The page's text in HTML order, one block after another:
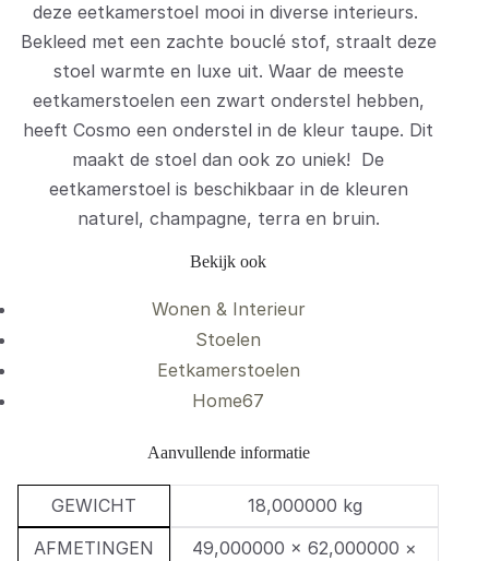
deze eetkamerstoel mooi in diverse interieurs.
Bekleed met een zachte bouclé stof, straalt deze
stoel warmte en luxe uit. Waar de meeste
eetkamerstoelen een zwart onderstel hebben,
heeft Cosmo een onderstel in de kleur taupe. Dit
maakt de stoel dan ook zo uniek! De
eetkamerstoel is beschikbaar in de kleuren
naturel, champagne, terra en bruin.
Bekijk ook
Wonen & Interieur
Stoelen
Eetkamerstoelen
Home67
Aanvullende informatie
GEWICHT
18,000000 kg
AFMETINGEN
49,000000 × 62,000000 ×